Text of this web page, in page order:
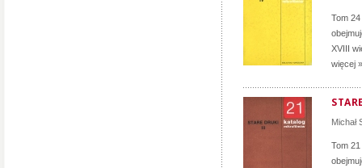
Tom
XVIII
więcej »
Michał
Tom